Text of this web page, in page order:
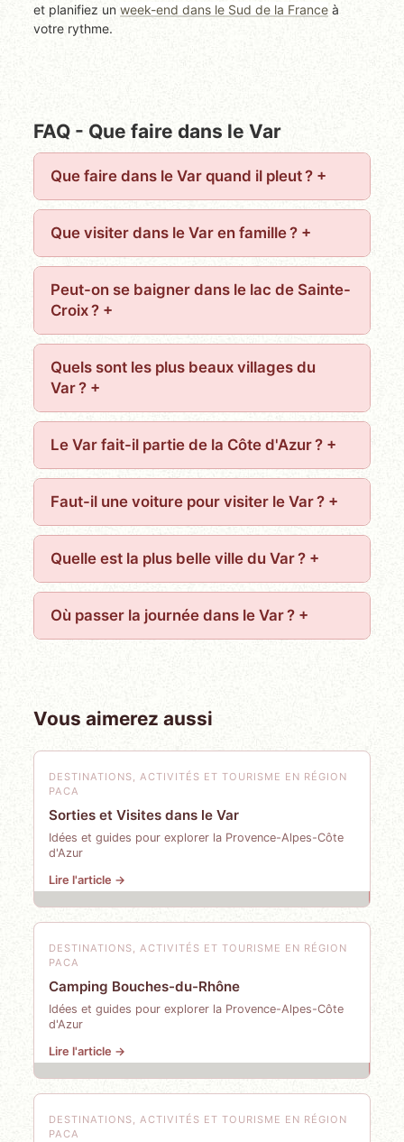
et planifiez unweek-end dans le Sud de la France à
votre rythme.
FAQ - Que faire dans le Var
Que faire dans le Var quand il pleut ?
Que visiter dans le Var en famille ?
Peut-on se baigner dans le lac de Sainte-
Croix ?
Quels sont les plus beaux villages du
Var ?
Le Var fait-il partie de la Côte d'Azur ?
Faut-il une voiture pour visiter le Var ?
Quelle est la plus belle ville du Var ?
Où passer la journée dans le Var ?
Vous aimerez aussi
DESTINATIONS, ACTIVITÉS ET TOURISME EN RÉGION
PACA
Sorties et Visites dans le Var
Idées et guides pour explorer la Provence-Alpes-Côte
d'Azur
Lire l'article →
DESTINATIONS, ACTIVITÉS ET TOURISME EN RÉGION
PACA
Camping Bouches-du-Rhône
Idées et guides pour explorer la Provence-Alpes-Côte
d'Azur
Lire l'article →
DESTINATIONS, ACTIVITÉS ET TOURISME EN RÉGION
PACA